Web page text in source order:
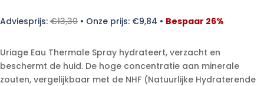
Adviesprijs: €13,30 • Onze prijs: €9,84 • Bespaar 26%
Uriage Eau Thermale Spray hydrateert, verzacht en
beschermt de huid. De hoge concentratie aan minerale
zouten, vergelijkbaar met de NHF (Natuurlijke Hydraterende